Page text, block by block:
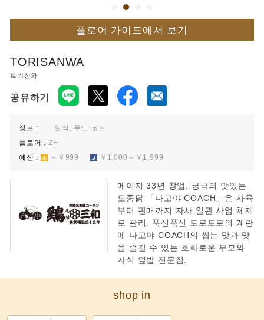
플로어 가이드에서 보기
TORISANWA
트리산와
공유하기
장르 :
일식, 푸드 코트
플로어 : 2F
예산 :
～￥999 ￥1,000～￥1,999
메이지 33년 창업. 궁극의 맛있는
토종닭 「나고야 COACH」은 사육
부터 판매까지 자사 일관 사업 체제
로 관리. 푹신푹신 토로토로의 계란
에 나고야 COACH의 씹는 맛과 맛
을 즐길 수 있는 호화로운 부모와
자식 덮밥 전문점.
shop in